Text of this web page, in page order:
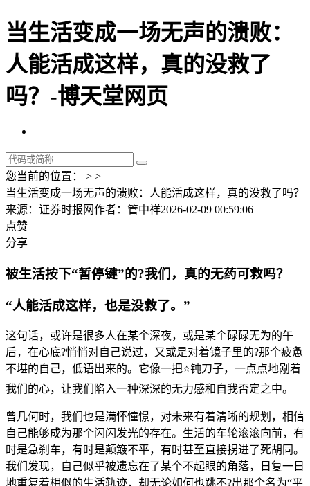
当生活变成一场无声的溃败：
人能活成这样，真的没救了
吗？-博天堂网页
您当前的位置： > >
当生活变成一场无声的溃败：人能活成这样，真的没救了吗？
来源：证券时报网作者：管中祥2026-02-09 00:59:06
点赞
分享
被生活按下“暂停键”的?我们，真的无药可救吗？
“人能活成这样，也是没救了。”
这句话，或许是很多人在某个深夜，或是某个碌碌无为的午
后，在心底?悄悄对自己说过，又或是对着镜子里的?那个疲惫
不堪的自己，低语出来的。它像一把⭐钝刀子，一点点地剐着
我们的心，让我们陷入一种深深的无力感和自我否定之中。
曾几何时，我们也是满怀憧憬，对未来有着清晰的规划，相信
自己能够成为那个闪闪发光的存在。生活的车轮滚滚向前，有
时是急刹车，有时是颠簸不平，有时甚至直接拐进了死胡同。
我们发现，自己似乎被遗忘在了某个不起眼的角落，日复一日
地重复着相似的生活轨迹，却无论如何也跳不?出那个名为“平